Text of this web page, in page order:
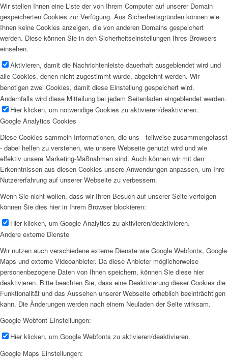
Wir stellen Ihnen eine Liste der von Ihrem Computer auf unserer Domain
gespeicherten Cookies zur Verfügung. Aus Sicherheitsgründen können wie
Ihnen keine Cookies anzeigen, die von anderen Domains gespeichert
werden. Diese können Sie in den Sicherheitseinstellungen Ihres Browsers
einsehen.
Aktivieren, damit die Nachrichtenleiste dauerhaft ausgeblendet wird und
alle Cookies, denen nicht zugestimmt wurde, abgelehnt werden. Wir
benötigen zwei Cookies, damit diese Einstellung gespeichert wird.
Andernfalls wird diese Mitteilung bei jedem Seitenladen eingeblendet werden.
Hier klicken, um notwendige Cookies zu aktivieren/deaktivieren.
Google Analytics Cookies
Diese Cookies sammeln Informationen, die uns - teilweise zusammengefasst
- dabei helfen zu verstehen, wie unsere Webseite genutzt wird und wie
effektiv unsere Marketing-Maßnahmen sind. Auch können wir mit den
Erkenntnissen aus diesen Cookies unsere Anwendungen anpassen, um Ihre
Nutzererfahrung auf unserer Webseite zu verbessern.
Wenn Sie nicht wollen, dass wir Ihren Besuch auf unserer Seite verfolgen
können Sie dies hier in Ihrem Browser blockieren:
Hier klicken, um Google Analytics zu aktivieren/deaktivieren.
Andere externe Dienste
Wir nutzen auch verschiedene externe Dienste wie Google Webfonts, Google
Maps und externe Videoanbieter. Da diese Anbieter möglicherweise
personenbezogene Daten von Ihnen speichern, können Sie diese hier
deaktivieren. Bitte beachten Sie, dass eine Deaktivierung dieser Cookies die
Funktionalität und das Aussehen unserer Webseite erheblich beeinträchtigen
kann. Die Änderungen werden nach einem Neuladen der Seite wirksam.
Google Webfont Einstellungen:
Hier klicken, um Google Webfonts zu aktivieren/deaktivieren.
Google Maps Einstellungen: